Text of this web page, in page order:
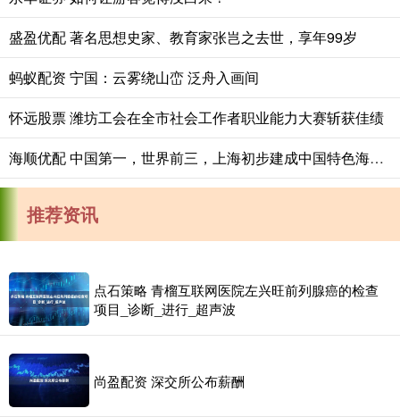
盛盈优配 著名思想史家、教育家张岂之去世，享年99岁
蚂蚁配资 宁国：云雾绕山峦 泛舟入画间
怀远股票 潍坊工会在全市社会工作者职业能力大赛斩获佳绩
海顺优配 中国第一，世界前三，上海初步建成中国特色海洋强国建设引领区
推荐资讯
点石策略 青榴互联网医院左兴旺前列腺癌的检查
项目_诊断_进行_超声波
尚盈配资 深交所公布薪酬